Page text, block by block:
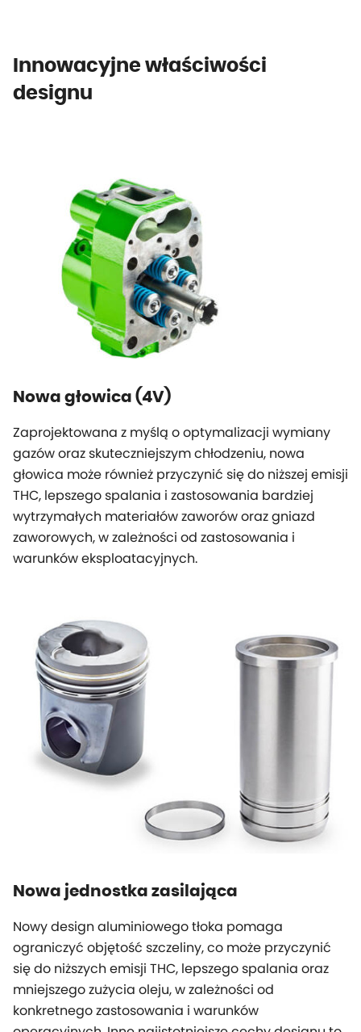
Innowacyjne właściwości
designu
Nowa głowica (4V)
Zaprojektowana z myślą o optymalizacji wymiany
gazów oraz skuteczniejszym chłodzeniu, nowa
głowica może również przyczynić się do niższej emisji
THC, lepszego spalania i zastosowania bardziej
wytrzymałych materiałów zaworów oraz gniazd
zaworowych, w zależności od zastosowania i
warunków eksploatacyjnych.
Nowa jednostka zasilająca
Nowy design aluminiowego tłoka pomaga
ograniczyć objętość szczeliny, co może przyczynić
się do niższych emisji THC, lepszego spalania oraz
mniejszego zużycia oleju, w zależności od
konkretnego zastosowania i warunków